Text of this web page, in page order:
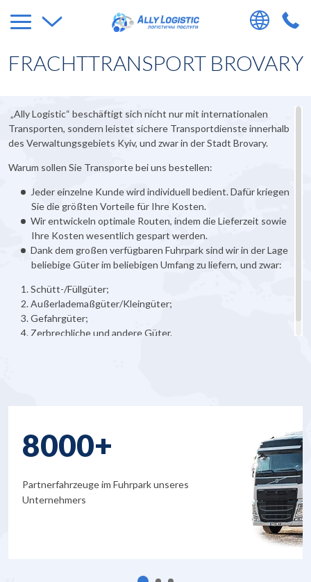
FRACHTTRANSPORT BROVARY
„Ally Logistic“ beschäftigt sich nicht nur mit internationalen
Transporten, sondern leistet sichere Transportdienste innerhalb
des Verwaltungsgebiets Kyiv, und zwar in der Stadt Brovary.
Warum sollen Sie Transporte bei uns bestellen:
Jeder einzelne Kunde wird individuell bedient. Dafür kriegen
Sie die größten Vorteile für Ihre Kosten.
Wir entwickeln optimale Routen, indem die Lieferzeit sowie
Ihre Kosten wesentlich gespart werden.
Dank dem großen verfügbaren Fuhrpark sind wir in der Lage
beliebige Güter im beliebigen Umfang zu liefern, und zwar:
Schütt-/Füllgüter;
Außerlademaßgüter/Kleingüter;
Gefahrgüter;
Zerbrechliche und andere Güter.
8000+
Partnerfahrzeuge im Fuhrpark unseres
Unternehmers